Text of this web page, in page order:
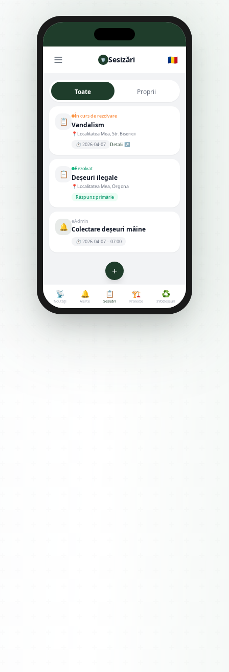
🛡 Sesizări 🇷🇴
Toate Proprii
📋
În curs de rezolvare
Vandalism
📍 Localitatea Mea, Str. Bisericii
⏱ 2026-04-07
Detalii↗
📋
Rezolvat
Deșeuri ilegale
📍 Localitatea Mea, Orgona
Răspuns primărie
🔔
eAdmin
Colectare deșeuri mâine
⏱ 2026-04-07 – 07:00
+
📡
Noutăți
🔔
Alerte
📋
Sesizări
🏗
Proiecte
♻️
InfoDeșeuri